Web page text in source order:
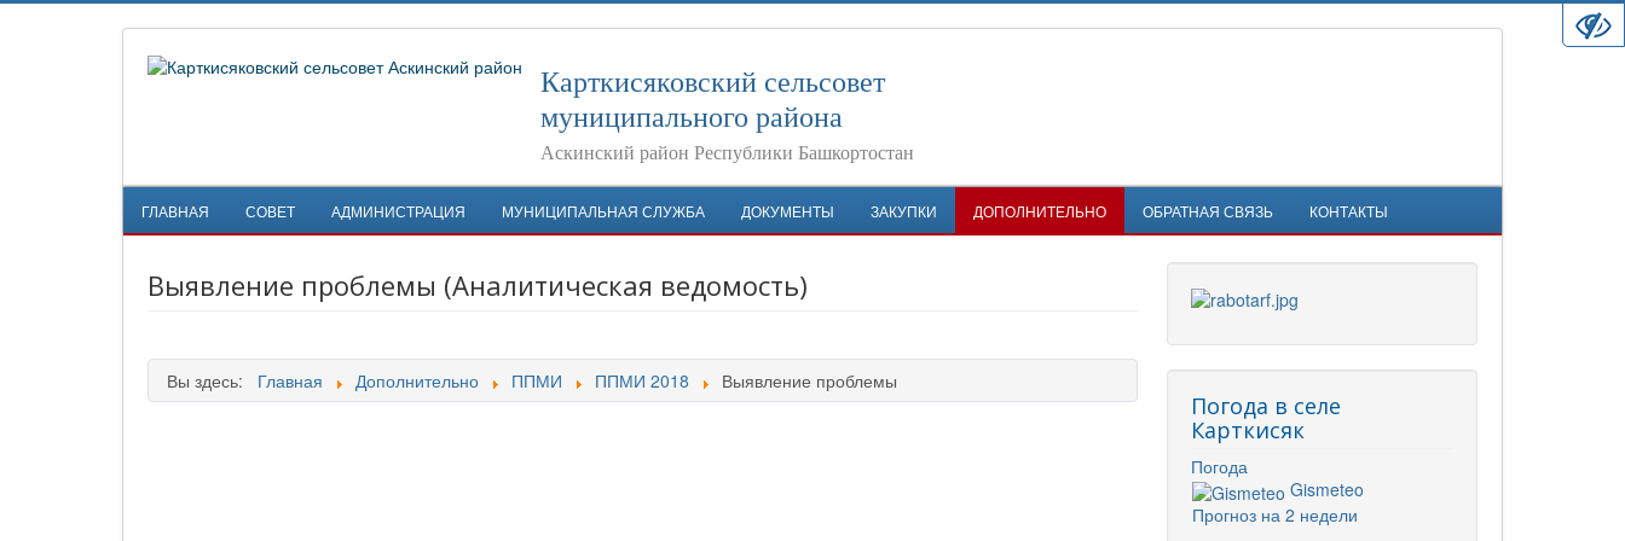
Карткисяковский сельсовет
муниципального района
Аскинский район Республики Башкортостан
ГЛАВНАЯ СОВЕТ АДМИНИСТРАЦИЯ МУНИЦИПАЛЬНАЯ СЛУЖБА ДОКУМЕНТЫ ЗАКУПКИ ДОПОЛНИТЕЛЬНО ОБРАТНАЯ СВЯЗЬ КОНТАКТЫ
Выявление проблемы (Аналитическая ведомость)
Вы здесь: Главная Дополнительно ППМИ ППМИ 2018 Выявление проблемы
Погода в селе
Карткисяк
Погода
Gismeteo
Прогноз на 2 недели